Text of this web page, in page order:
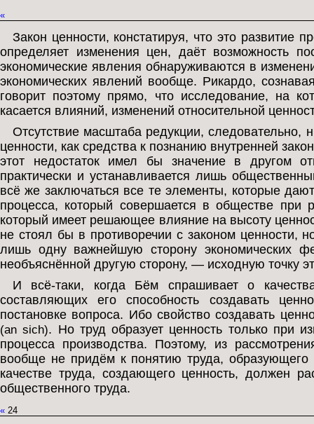
«
Закон ценности, констатируя, что это развитие
определяет изменения цен, даёт возможность
экономические явления обнаруживаются в
экономических явлений вообще. Рикардо,
говорит поэтому прямо, что исследование, на
касается влияний, изменений относительной
Отсутствие масштаба редукции, следовательно,
ценности, как средства к познанию внутренней
этот недостаток имел бы значение в другом
практически и устанавливается лишь
всё же заключаться все те элементы, которые
процесса, который совершается в обществе при
который имеет решающее влияние на высоту
не стоял бы в противоречии с законом ценности,
лишь одну важнейшую сторону экономических
необъяснённой другую сторону, — исходную точку
И всё-таки, когда Бём спрашивает о
составляющих его способность создавать
постановке вопроса. Ибо свойство создавать
(an sich). Но труд образует ценность только при
процесса производства. Поэтому, из
вообще не придём к понятию труда,
качестве труда, создающего ценность, должен
общественного труда.
« 24